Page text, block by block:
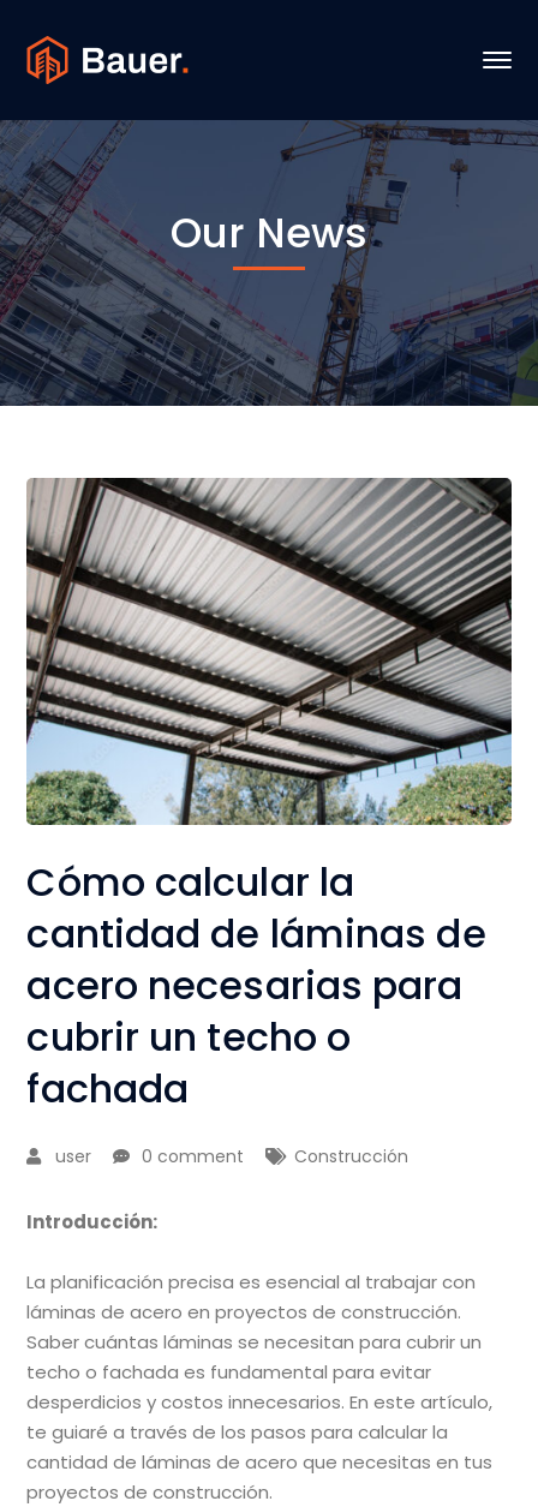
Our News
Cómo calcular la
cantidad de láminas de
acero necesarias para
cubrir un techo o
fachada
user 0 comment Construcción
Introducción:
La planificación precisa es esencial al trabajar con
láminas de acero en proyectos de construcción.
Saber cuántas láminas se necesitan para cubrir un
techo o fachada es fundamental para evitar
desperdicios y costos innecesarios. En este artículo,
te guiaré a través de los pasos para calcular la
cantidad de láminas de acero que necesitas en tus
proyectos de construcción.